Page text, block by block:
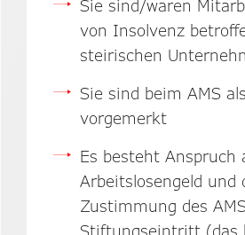
Sie sind/waren
von Insolvenz
steirischen
Sie sind beim AMS
vorgemerkt
Es besteht Anspruch
Arbeitslosengeld und
Zustimmung des
Stiftungseintritt (das